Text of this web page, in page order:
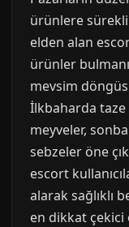
ürünlere sürekli
elden alan
ürünler
mevsim
İlkbaharda taze
meyveler,
sebzeler öne
escort
alarak sağlıklı
en dikkat